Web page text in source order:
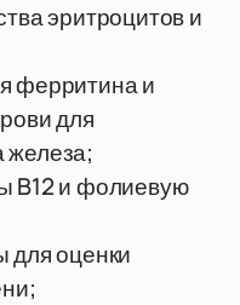
эритроцитов и
ферритина и
для
железа;
B12 и фолиевую
для оценки